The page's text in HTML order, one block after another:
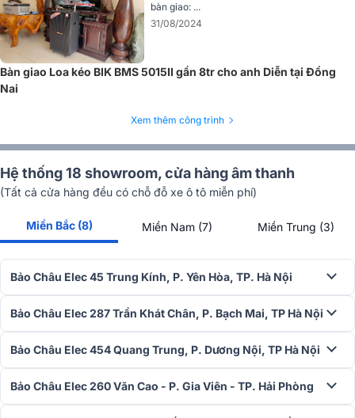
bàn giao: ...
31/08/2024
Bàn giao Loa kéo BIK BMS 5015II gần 8tr cho anh Diễn tại Đồng
Nai
Xem thêm công trình
Hệ thống 18 showroom, cửa hàng âm thanh
(Tất cả cửa hàng đều có chỗ đỗ xe ô tô miễn phí)
Miền Bắc (8) Miền Nam (7) Miền Trung (3)
Bảo Châu Elec 45 Trung Kính, P. Yên Hòa, TP. Hà Nội
Bảo Châu Elec 287 Trần Khát Chân, P. Bạch Mai, TP Hà Nội
Bảo Châu Elec 454 Quang Trung, P. Dương Nội, TP Hà Nội
Bảo Châu Elec 260 Văn Cao - P. Gia Viên - TP. Hải Phòng